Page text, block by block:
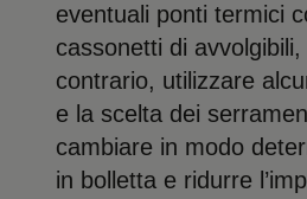
eventuali ponti termici
cassonetti di
contrario, utilizzare
e la scelta dei
cambiare in modo
in bolletta e ridurre